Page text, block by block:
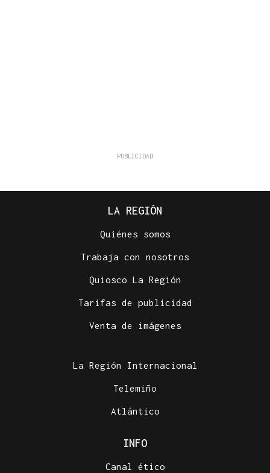
LA REGIÓN
Quiénes somos
Trabaja con nosotros
Quiosco La Región
Tarifas de publicidad
Venta de imágenes
La Región Internacional
Telemiño
Atlántico
INFO
Canal ético